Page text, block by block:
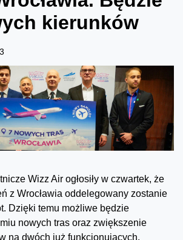
kierunków
Wizz Air ogłosiły w czwartek, że
z Wrocławia oddelegowany zostanie
Dzięki temu możliwe będzie
nowych tras oraz zwiększenie
na dwóch już funkcjonujących.